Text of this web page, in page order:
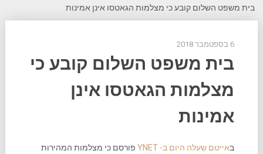
בית משפט השלום קובע כי מצלמות הגאטסו אינן אמינות
6 בספטמבר 2018
בית משפט השלום קובע כי
מצלמות הגאטסו אינן
אמינות
באייטם שעלה היום ב- YNET
פורסם כי מצלמות המהירות